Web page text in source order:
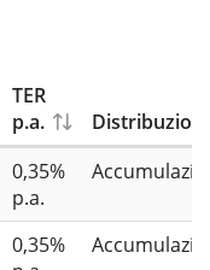
TER
p.a.
0,35%
p.a.
0,35%